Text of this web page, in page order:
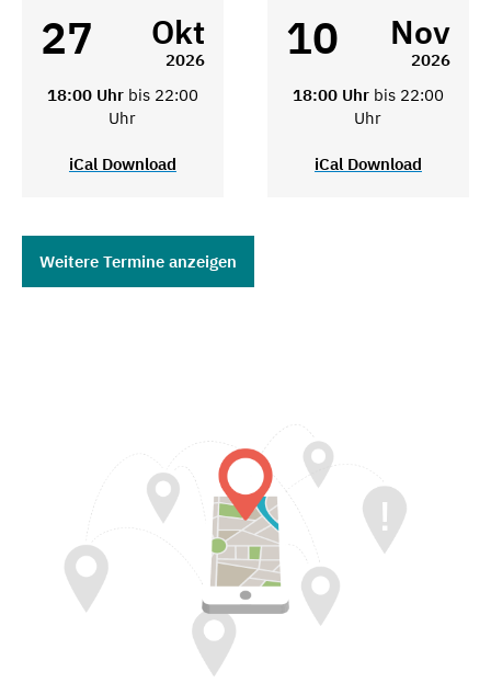
27 Okt
2026
18:00 Uhr bis 22:00
Uhr
iCal Download
10 Nov
2026
18:00 Uhr bis 22:00
Uhr
iCal Download
Weitere Termine anzeigen